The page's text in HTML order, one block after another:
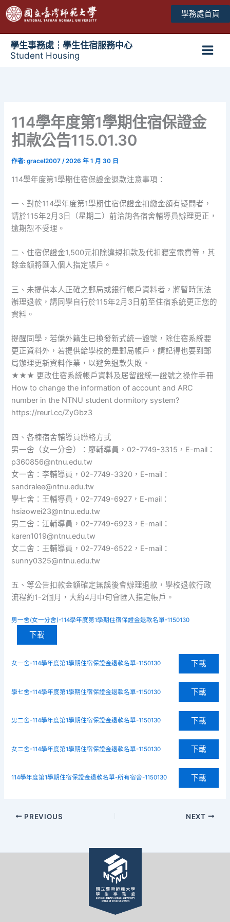
至
學務處首頁
學生事務處┆學生住宿服務中心
Student Housing
114學年度第1學期住宿保證金
扣款公告115.01.30
作者:gracel2007/2026 年 1 月 30 日
114學年度第1學期住宿保證金退款注意事項：
一、對於114學年度第1學期住宿保證金扣繳金額有疑問者，
請於115年2月3日（星期二）前洽詢各宿舍輔導員辦理更正，
逾期恕不受理。
二、住宿保證金1,500元扣除違規扣款及代扣寢室電費等，其
餘金額將匯入個人指定帳戶。
三、未提供本人正確之郵局或銀行帳戶資料者，將暫時無法
辦理退款，請同學自行於115年2月3日前至住宿系統更正您的
資料。
提醒同學，若僑外籍生已換發新式統一證號，除住宿系統要
更正資料外，若提供給學校的是郵局帳戶，請記得也要到郵
局辦理更新資料作業，以避免退款失敗。
★★★ 更改住宿系統帳戶資料及居留證統一證號之操作手冊
How to change the information of account and ARC
number in the NTNU student dormitory system?
https://reurl.cc/ZyGbz3
四、各棟宿舍輔導員聯絡方式
男一舍（女一分舍）：廖輔導員，02-7749-3315，E-mail：
p360856@ntnu.edu.tw
女一舍：李輔導員，02-7749-3320，E-mail：
sandralee@ntnu.edu.tw
學七舍：王輔導員，02-7749-6927，E-mail：
hsiaowei23@ntnu.edu.tw
男二舍：江輔導員，02-7749-6923，E-mail：
karen1019@ntnu.edu.tw
女二舍：王輔導員，02-7749-6522，E-mail：
sunny0325@ntnu.edu.tw
五、等公告扣款金額確定無誤後會辦理退款，學校退款行政
流程約1-2個月，大約4月中旬會匯入指定帳戶。
男一舍(女一分舍)-114學年度第1學期住宿保證金退款名單-1150130
下載
女一舍-114學年度第1學期住宿保證金退款名單-1150130 下載
學七舍-114學年度第1學期住宿保證金退款名單-1150130 下載
男二舍-114學年度第1學期住宿保證金退款名單-1150130 下載
女二舍-114學年度第1學期住宿保證金退款名單-1150130 下載
114學年度第1學期住宿保證金退款名單-所有宿舍-1150130 下載
PREVIOUS NEXT